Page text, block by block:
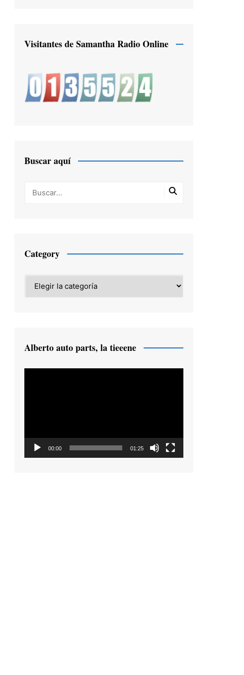
Visitantes de Samantha Radio Online
Buscar aquí
Category
Alberto auto parts, la tieeene
00:00 01:25